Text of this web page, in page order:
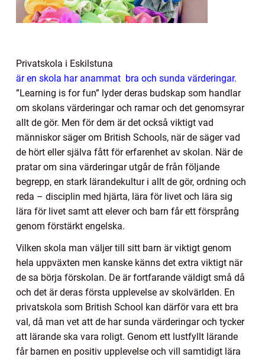
Privatskola i Eskilstuna
är en skola har anammat bra och sunda värderingar.
”Learning is for fun” lyder deras budskap som handlar
om skolans värderingar och ramar och det genomsyrar
allt de gör. Men för dem är det också viktigt vad
människor säger om British Schools, när de säger vad
de hört eller själva fått för erfarenhet av skolan. När de
pratar om sina värderingar utgår de från följande
begrepp, en stark lärandekultur i allt de gör, ordning och
reda – disciplin med hjärta, lära för livet och lära sig
lära för livet samt att elever och barn får ett försprång
genom förstärkt engelska.
Vilken skola man väljer till sitt barn är viktigt genom
hela uppväxten men kanske känns det extra viktigt när
de sa börja förskolan. De är fortfarande väldigt små då
och det är deras första upplevelse av skolvärlden. En
privatskola som British School kan därför vara ett bra
val, då man vet att de har sunda värderingar och tycker
att lärande ska vara roligt. Genom ett lustfyllt lärande
får barnen en positiv upplevelse och vill samtidigt lära